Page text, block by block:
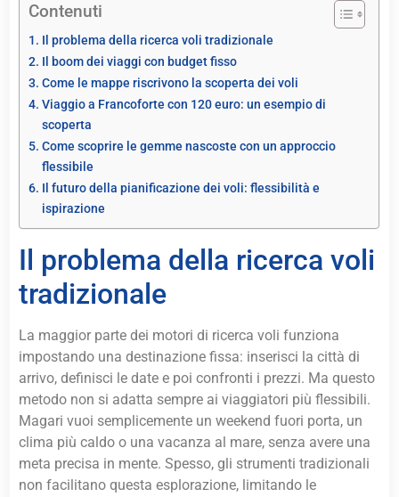
Contenuti
Il problema della ricerca voli tradizionale
Il boom dei viaggi con budget fisso
Come le mappe riscrivono la scoperta dei voli
Viaggio a Francoforte con 120 euro: un esempio di
scoperta
Come scoprire le gemme nascoste con un approccio
flessibile
Il futuro della pianificazione dei voli: flessibilità e
ispirazione
Il problema della ricerca voli
tradizionale
La maggior parte dei motori di ricerca voli funziona
impostando una destinazione fissa: inserisci la città di
arrivo, definisci le date e poi confronti i prezzi. Ma questo
metodo non si adatta sempre ai viaggiatori più flessibili.
Magari vuoi semplicemente un weekend fuori porta, un
clima più caldo o una vacanza al mare, senza avere una
meta precisa in mente. Spesso, gli strumenti tradizionali
non facilitano questa esplorazione, limitando le